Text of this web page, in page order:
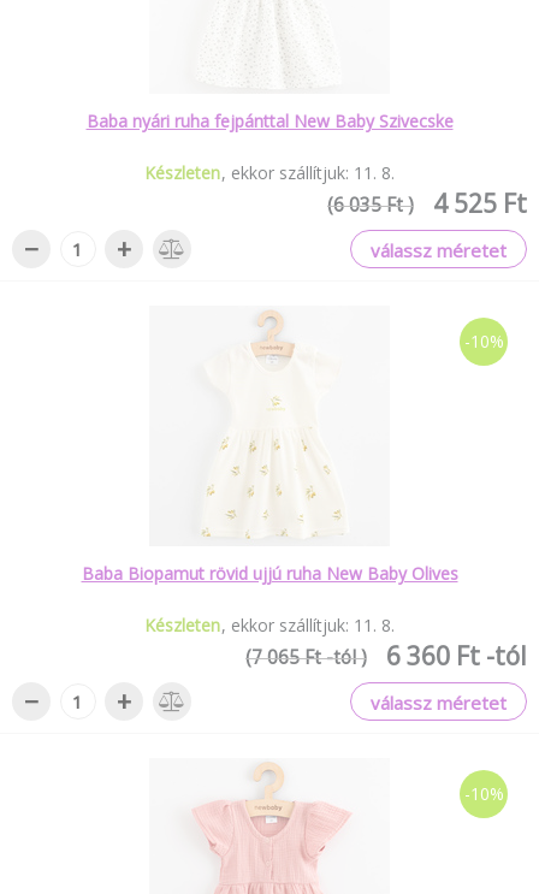
Baba nyári ruha fejpánttal New Baby Szivecske
Készleten ekkor szállítjuk: 11 . 8.
4 525 Ft
(6 035 Ft )
− + válassz méretet
-10%
Baba Biopamut rövid ujjú ruha New Baby Olives
Készleten ekkor szállítjuk: 11 . 8.
6 360 Ft -tól
(7 065 Ft -tól )
− + válassz méretet
-10%